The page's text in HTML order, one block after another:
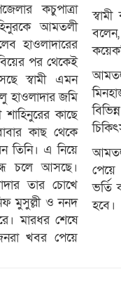
কচুপাত্রা
আমতলী
হাওলাদারের
পর থেকেই
স্বামী এমন
হাওলাদার জমি
কাছে
কাছ থেকে
তিনি। এ নিয়ে
চলে আসছে।
তার চোখে
মুসুল্লী ও ননদ
মারধর শেষে
খবর পেয়ে
পেয়ে
ভর্তি
হবে।